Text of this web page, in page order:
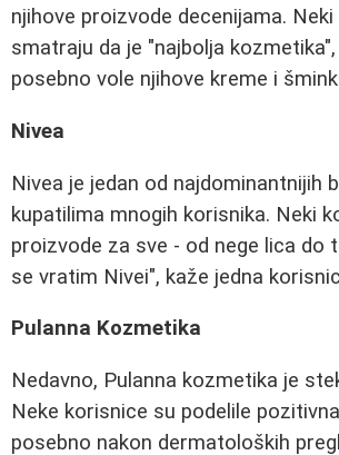
njihove proizvode decenijama.
smatraju da je "najbolja
posebno vole njihove kreme i
Nivea
Nivea je jedan od najdominantnijih
kupatilima mnogih korisnika. Neki
proizvode za sve - od nege lica do
se vratim Nivei", kaže jedna
Pulanna Kozmetika
Nedavno, Pulanna kozmetika je
Neke korisnice su podelile
posebno nakon dermatoloških